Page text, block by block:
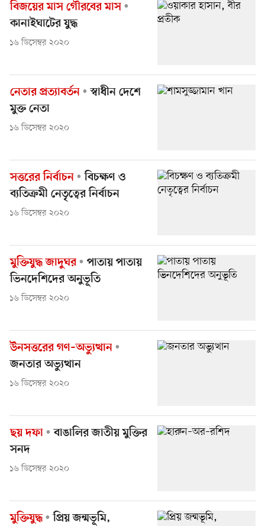
বিজয়ের মাস গৌরবের মাস
কানাইঘাটের যুদ্ধ
১৬ ডিসেম্বর ২০২০
নেতার প্রত্যাবর্তন
স্বাধীন দেশে
মুক্ত নেতা
১৬ ডিসেম্বর ২০২০
সত্তরের নির্বাচন
বিচক্ষণ ও
ব্যতিক্রমী নেতৃত্বের নির্বাচন
১৬ ডিসেম্বর ২০২০
মুক্তিযুদ্ধ জাদুঘর
পাতায় পাতায়
ভিনদেশিদের অনুভূতি
১৬ ডিসেম্বর ২০২০
উনসত্তরের গণ–অভ্যুত্থান
জনতার অভ্যুত্থান
১৬ ডিসেম্বর ২০২০
ছয় দফা
বাঙালির জাতীয় মুক্তির
সনদ
১৬ ডিসেম্বর ২০২০
মুক্তিযুদ্ধ
প্রিয় জন্মভূমি,